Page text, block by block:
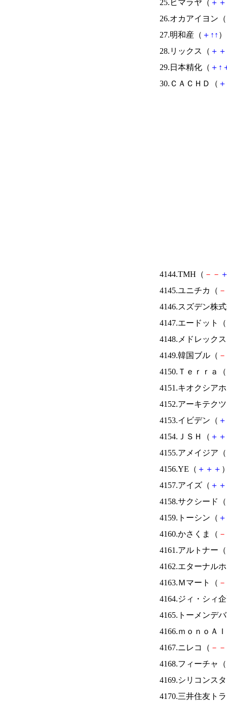
25.ヒマラヤ（ ＋ ＋
26.オカアイヨン（
27.明和産（ ＋ ↑ ↑
28.リックス（ ＋ ＋
29.日本精化（ ＋ ↑
30.ＣＡＣＨＤ（ ＋
4144.TMH（ － －
4145.ユニチカ（ －
4146.スズデン株
4147.エードット（
4148.メドレック
4149.韓国ブル（ －
4150.Ｔｅｒｒａ（
4151.キオクシア
4152.アーキテク
4153.イビデン（ ＋
4154.ＪＳＨ（ ＋ ＋
4155.アメイジア（
4156.YE（ ＋ ＋ ＋
4157.アイズ（ ＋ ＋
4158.サクシード（
4159.トーシン（ ＋
4160.かさくま（ －
4161.アルトナー（
4162.エターナル
4163.Ｍマート（ －
4164.ジィ・シィ
4165.トーメンデ
4166.ｍｏｎｏＡ
4167.ニレコ（ － －
4168.フィーチャ（
4169.シリコンス
4170.三井住友ト